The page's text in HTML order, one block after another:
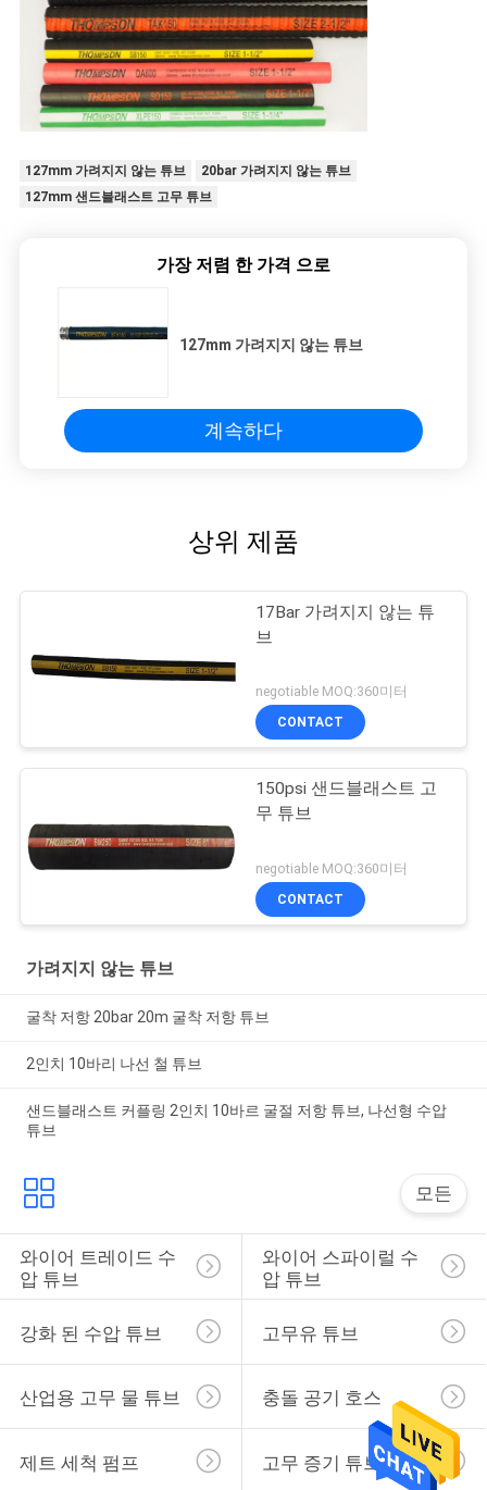
127mm 가려지지 않는 튜브
20bar 가려지지 않는 튜브
127mm 샌드블래스트 고무 튜브
가장 저렴 한 가격 으로
127mm 가려지지 않는 튜브
계속하다
상위 제품
17Bar 가려지지 않는 튜
브
negotiable MOQ:360미터
CONTACT
150psi 샌드블래스트 고
무 튜브
negotiable MOQ:360미터
CONTACT
가려지지 않는 튜브
굴착 저항 20bar 20m 굴착 저항 튜브
2인치 10바리 나선 철 튜브
샌드블래스트 커플링 2인치 10바르 굴절 저항 튜브, 나선형 수압
튜브
모든
와이어 트레이드 수
압 튜브
와이어 스파이럴 수
압 튜브
강화 된 수압 튜브 고무유 튜브
산업용 고무 물 튜브 충돌 공기 호스
제트 세척 펌프 고무 증기 튜브